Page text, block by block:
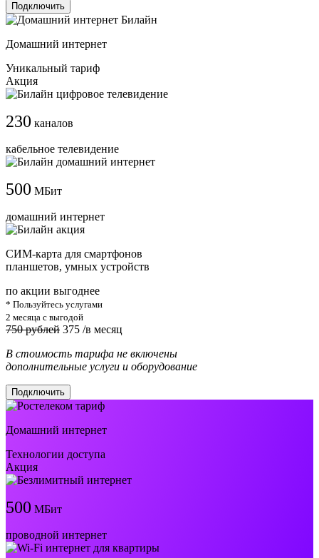
Подключить
Домашний интернет
Уникальный тариф
Акция
230 каналов
кабельное телевидение
500 МБит
домашний интернет
СИМ-карта для смартфонов
планшетов, умных устройств
по акции выгоднее
* Пользуйтесь услугами
2 месяца с выгодой
750 рублей 375 /в месяц
В стоимость тарифа не включены
дополнительные услуги и оборудование
Подключить
Домашний интернет
Технологии доступа
Акция
500 МБит
проводной интернет